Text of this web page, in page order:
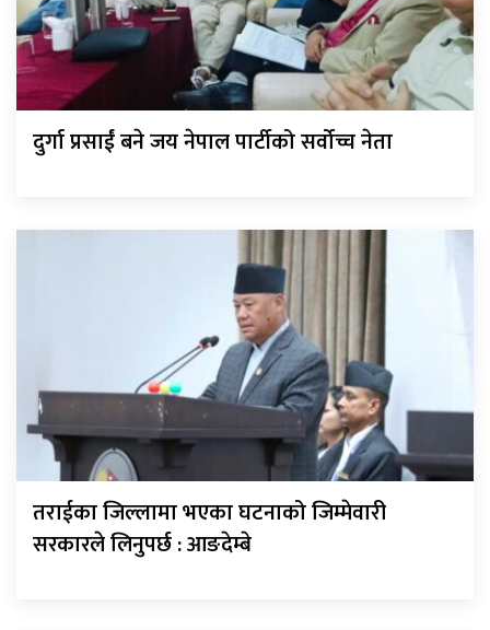
दुर्गा प्रसाईं बने जय नेपाल पार्टीको सर्वोच्च नेता
तराईका जिल्लामा भएका घटनाको जिम्मेवारी
सरकारले लिनुपर्छ : आङदेम्बे